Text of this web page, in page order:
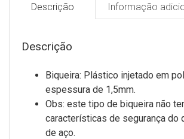
Descrição Informação
Descrição
Biqueira: Plástico injetado em
espessura de 1,5mm.
Obs: este tipo de biqueira não
características de segurança do
de aço.